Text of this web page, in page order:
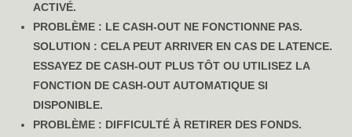
ACTIVÉ.
PROBLÈME : LE CASH-OUT NE FONCTIONNE PAS.
SOLUTION : CELA PEUT ARRIVER EN CAS DE LATENCE.
ESSAYEZ DE CASH-OUT PLUS TÔT OU UTILISEZ LA
FONCTION DE CASH-OUT AUTOMATIQUE SI
DISPONIBLE.
PROBLÈME : DIFFICULTÉ À RETIRER DES FONDS.